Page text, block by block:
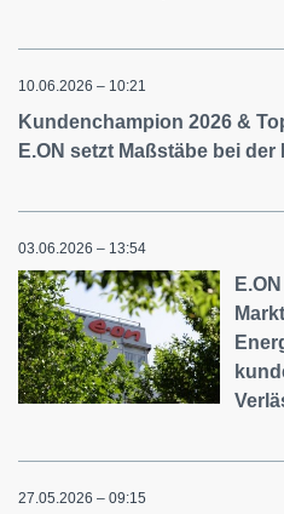
10.06.2026 – 10:21
Kundenchampion 2026 &
E.ON setzt Maßstäbe bei
03.06.2026 – 13:54
27.05.2026 – 09:15